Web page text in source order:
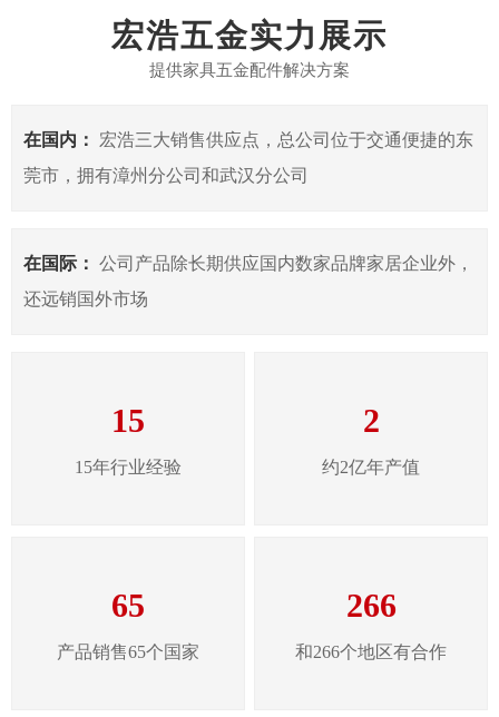
宏浩五金实力展示
提供家具五金配件解决方案
在国内：
宏浩三大销售供应点，总公司位于交通便捷的东
莞市，拥有漳州分公司和武汉分公司
在国际： 公司产品除长期供应国内数家品牌家居企业外，
还远销国外市场
15
15年行业经验
2
约2亿年产值
65
产品销售65个国家
266
和266个地区有合作